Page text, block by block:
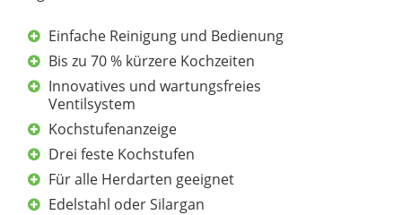
Einfache Reinigung und Bedienung
Bis zu 70 % kürzere Kochzeiten
Innovatives und wartungsfreies
Ventilsystem
Kochstufenanzeige
Drei feste Kochstufen
Für alle Herdarten geeignet
Edelstahl oder Silargan